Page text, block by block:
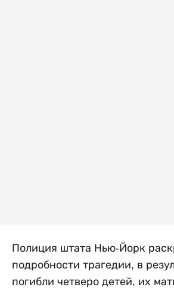
Полиция штата Нью-Йорк
подробности трагедии, в
погибли четверо детей, их